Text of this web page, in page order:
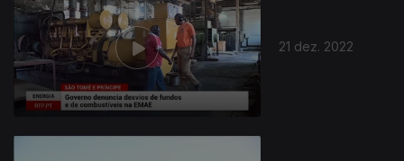
21 dez. 2022